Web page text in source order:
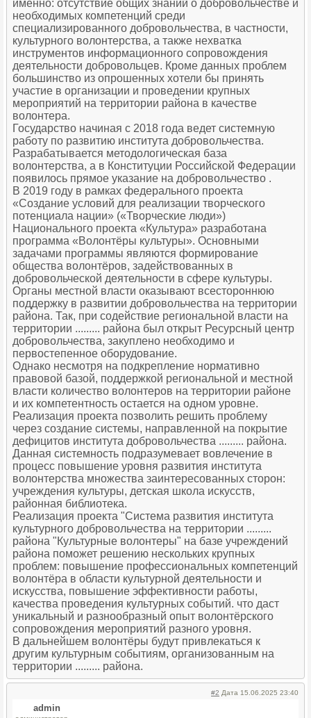
именно: отсутствие общих знаний о добровольчестве и
необходимых компетенций среди
специализированного добровольчества, в частности,
культурного волонтерства, а также нехватка
инструментов информационного сопровождения
деятельности добровольцев. Кроме данных проблем
большинство из опрошенных хотели бы принять
участие в организации и проведении крупных
мероприятий на территории района в качестве
волонтера.
Государство начиная с 2018 года ведет системную
работу по развитию института добровольчества.
Разрабатывается методологическая база
волонтерства, а в Конституции Российской Федерации
появилось прямое указание на добровольчество .
В 2019 году в рамках федерального проекта
«Создание условий для реализации творческого
потенциала нации» («Творческие люди»)
Национального проекта «Культура» разработана
программа «Волонтёры культуры». Основными
задачами программы являются формирование
общества волонтёров, задействованных в
добровольческой деятельности в сфере культуры.
Органы местной власти оказывают всестороннюю
поддержку в развитии добровольчества на территории
района. Так, при содействие региональной власти на
территории ......... района был открыт Ресурсный центр
добровольчества, закуплено необходимо и
первостепенное оборудование.
Однако несмотря на подкрепление нормативно
правовой базой, поддержкой региональной и местной
власти количество волонтеров на территории районе
и их компетентность остается на одном уровне.
Реализация проекта позволить решить проблему
через создание системы, направленной на покрытие
дефицитов института добровольчества ......... района.
Данная системность подразумевает вовлечение в
процесс повышение уровня развития института
волонтерства множества заинтересованных сторон:
учреждения культуры, детская школа искусств,
районная библиотека.
Реализация проекта "Система развития института
культурного добровольчества на территории .........
района "Культурные волонтеры" на базе учреждений
района поможет решению нескольких крупных
проблем: повышение профессиональных компетенций
волонтёра в области культурной деятельности и
искусства, повышение эффективности работы,
качества проведения культурных событий. что даст
уникальный и разнообразный опыт волонтёрского
сопровождения мероприятий разного уровня.
В дальнейшем волонтёры будут привлекаться к
другим культурным событиям, организованным на
территории ......... района.
#2 Дата 15.06.2025 23:40
admin